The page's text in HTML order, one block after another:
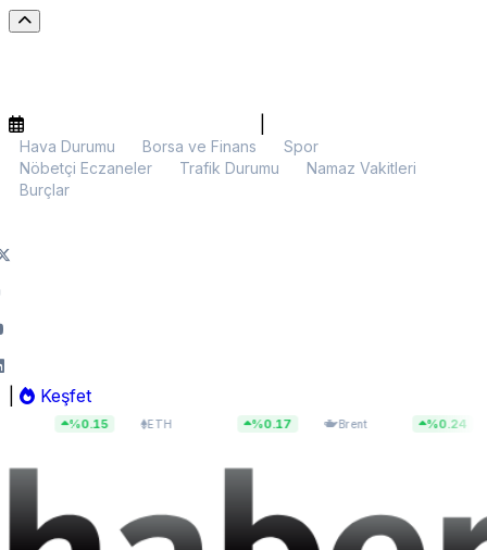
Hava Durumu Borsa ve Finans
Spor
Nöbetçi Eczaneler
Trafik Durumu
Namaz Vakitleri
Burçlar
Keşfet
$1.903,86 %0.17 $79,64 %0.24 BIST 10013.726,33